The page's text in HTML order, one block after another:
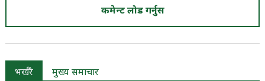
कमेन्ट लोड गर्नुस
भर्खरै मुख्य समाचार